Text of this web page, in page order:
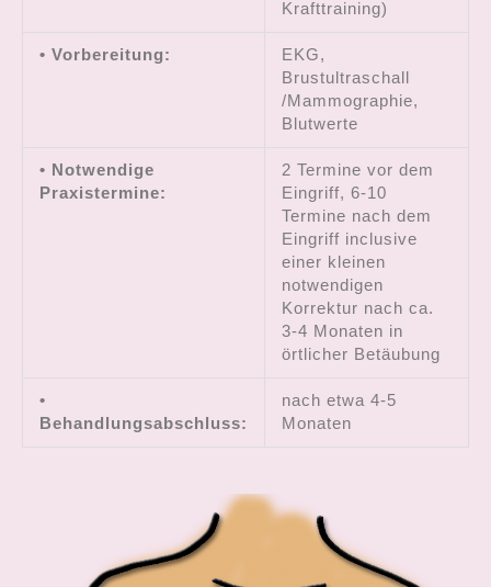
Krafttraining)
• Vorbereitung:
EKG,
Brustultraschall
/Mammographie,
Blutwerte
• Notwendige
Praxistermine:
2 Termine vor dem
Eingriff, 6-10
Termine nach dem
Eingriff inclusive
einer kleinen
notwendigen
Korrektur nach ca.
3-4 Monaten in
örtlicher Betäubung
•
Behandlungsabschluss:
nach etwa 4-5
Monaten